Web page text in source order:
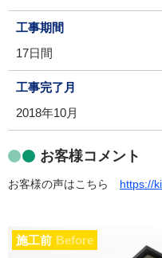
工事期間
17日間
工事完了月
2018年10月
お客様コメント
お客様の声はこちら https://
施工前 Before